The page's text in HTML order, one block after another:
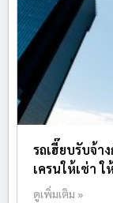
รถเฮี๊ยบรับจ้า
เครนให้เช่า ใ
ดูเพิ่มเติม »